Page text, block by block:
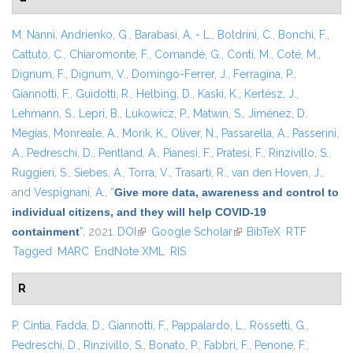
M. Nanni, Andrienko, G., Barabasi, A. - L., Boldrini, C., Bonchi, F.,
Cattuto, C., Chiaromonte, F., Comandé, G., Conti, M., Coté, M.,
Dignum, F., Dignum, V., Domingo-Ferrer, J., Ferragina, P.,
Giannotti, F., Guidotti, R., Helbing, D., Kaski, K., Kertész, J.,
Lehmann, S., Lepri, B., Lukowicz, P., Matwin, S., Jiménez, D.
Megías, Monreale, A., Morik, K., Oliver, N., Passarella, A., Passerini,
A., Pedreschi, D., Pentland, A., Pianesi, F., Pratesi, F., Rinzivillo, S.,
Ruggieri, S., Siebes, A., Torra, V., Trasarti, R., van den Hoven, J.,
and Vespignani, A., “Give more data, awareness and control to
individual citizens, and they will help COVID-19
containment”, 2021. DOI (link is external)
Google Scholar(link is external)
BibTeX RTF
Tagged MARC EndNote XML RIS
R
P. Cintia, Fadda, D., Giannotti, F., Pappalardo, L., Rossetti, G.,
Pedreschi, D., Rinzivillo, S., Bonato, P., Fabbri, F., Penone, F.,